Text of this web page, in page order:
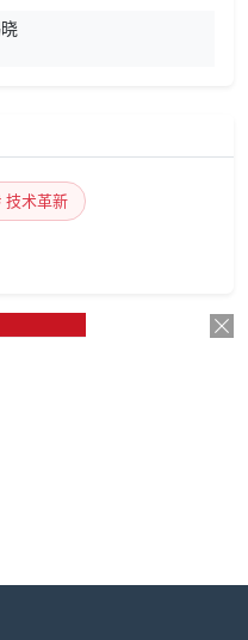
技术革新